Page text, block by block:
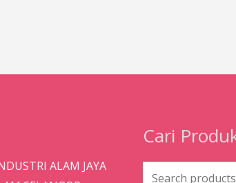
ALAM JAYA
Cari
Search